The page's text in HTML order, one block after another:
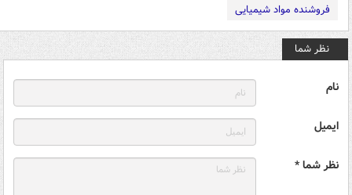
فروشنده مواد شیمیایی
نظر شما
نام
ایمیل
نظر شما *